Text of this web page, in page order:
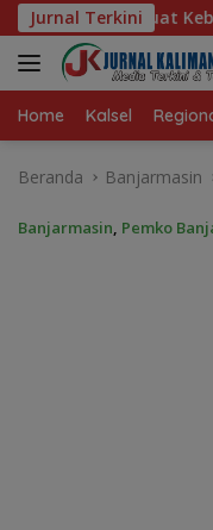
Langsung
ke
konten
Jurnal Terkini
Kesejahteraan
Home Kalsel
Beranda Banjarmasin
Banjarmasin, Pemko